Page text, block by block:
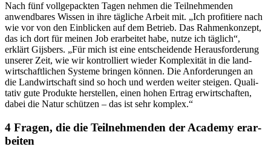
Nach fünf voll­ge­packten Tagen nehmen die Teil­neh­menden
anwend­bares Wissen in ihre tägliche Arbeit mit. „Ich profi­tiere nach
wie vor von den Einbli­cken auf dem Betrieb. Das Rahmen­kon­zept,
das ich dort für meinen Job erar­beitet habe, nutze ich täglich“,
erklärt Gijs­bers. „Für mich ist eine entschei­dende Heraus­for­de­rung
unserer Zeit, wie wir kontrol­liert wieder Komple­xität in die land­
wirt­schaft­li­chen Systeme bringen können. Die Anfor­de­rungen an
die Land­wirt­schaft sind so hoch und werden weiter steigen. Quali­
tativ gute Produkte herstellen, einen hohen Ertrag erwirt­schaften,
dabei die Natur schützen – das ist sehr komplex.“
4 Fragen, die die Teil­neh­menden der Academy erar­
beiten